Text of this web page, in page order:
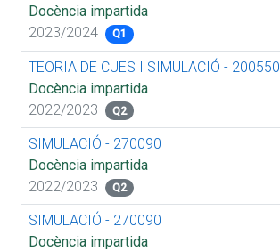
Docència impartida
2023/2024
Q1
TEORIA DE CUES I SIMULACIÓ - 200550
Docència impartida
2022/2023
Q2
SIMULACIÓ - 270090
Docència impartida
2022/2023
Q2
SIMULACIÓ - 270090
Docència impartida